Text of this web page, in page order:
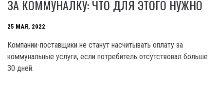
ЗА КОММУНАЛКУ: ЧТО ДЛЯ ЭТОГО НУЖНО
25 МАЯ, 2022
Компании-поставщики не станут насчитывать оплату за
коммунальные услуги, если потребитель отсутствовал больше
30 дней.